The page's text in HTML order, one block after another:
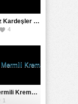
Gerçek Kız Kardeşler hipnoz ve zihin kontrolü altında liebe阴茎 için yalvaran kızlar: Mısakı Nemıne Mına Hınano
4
Gerçek Mermili Kremalı Pasta Büyük Dağıtımı, Ben Herkesin Özel Placesine Hizmet Eden En Üst Düzey Erotik Ürünler Günün Fırsatı
1